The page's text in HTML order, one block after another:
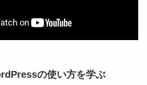
の使い方を学ぶ